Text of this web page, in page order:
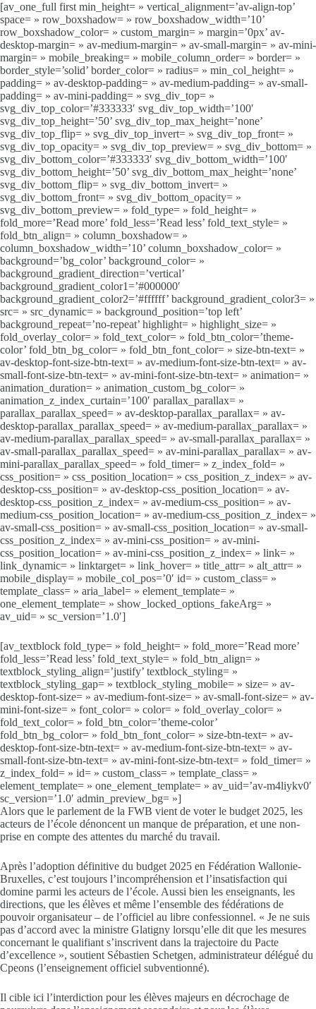
[av_one_full first min_height= » vertical_alignment=’av-align-top’
space= » row_boxshadow= » row_boxshadow_width=’10’
row_boxshadow_color= » custom_margin= » margin=’0px’ av-
desktop-margin= » av-medium-margin= » av-small-margin= » av-mini-
margin= » mobile_breaking= » mobile_column_order= » border= »
border_style=’solid’ border_color= » radius= » min_col_height= »
padding= » av-desktop-padding= » av-medium-padding= » av-small-
padding= » av-mini-padding= » svg_div_top= »
svg_div_top_color=’#333333′ svg_div_top_width=’100′
svg_div_top_height=’50’ svg_div_top_max_height=’none’
svg_div_top_flip= » svg_div_top_invert= » svg_div_top_front= »
svg_div_top_opacity= » svg_div_top_preview= » svg_div_bottom= »
svg_div_bottom_color=’#333333′ svg_div_bottom_width=’100′
svg_div_bottom_height=’50’ svg_div_bottom_max_height=’none’
svg_div_bottom_flip= » svg_div_bottom_invert= »
svg_div_bottom_front= » svg_div_bottom_opacity= »
svg_div_bottom_preview= » fold_type= » fold_height= »
fold_more=’Read more’ fold_less=’Read less’ fold_text_style= »
fold_btn_align= » column_boxshadow= »
column_boxshadow_width=’10’ column_boxshadow_color= »
background=’bg_color’ background_color= »
background_gradient_direction=’vertical’
background_gradient_color1=’#000000′
background_gradient_color2=’#ffffff’ background_gradient_color3= »
src= » src_dynamic= » background_position=’top left’
background_repeat=’no-repeat’ highlight= » highlight_size= »
fold_overlay_color= » fold_text_color= » fold_btn_color=’theme-
color’ fold_btn_bg_color= » fold_btn_font_color= » size-btn-text= »
av-desktop-font-size-btn-text= » av-medium-font-size-btn-text= » av-
small-font-size-btn-text= » av-mini-font-size-btn-text= » animation= »
animation_duration= » animation_custom_bg_color= »
animation_z_index_curtain=’100′ parallax_parallax= »
parallax_parallax_speed= » av-desktop-parallax_parallax= » av-
desktop-parallax_parallax_speed= » av-medium-parallax_parallax= »
av-medium-parallax_parallax_speed= » av-small-parallax_parallax= »
av-small-parallax_parallax_speed= » av-mini-parallax_parallax= » av-
mini-parallax_parallax_speed= » fold_timer= » z_index_fold= »
css_position= » css_position_location= » css_position_z_index= » av-
desktop-css_position= » av-desktop-css_position_location= » av-
desktop-css_position_z_index= » av-medium-css_position= » av-
medium-css_position_location= » av-medium-css_position_z_index= »
av-small-css_position= » av-small-css_position_location= » av-small-
css_position_z_index= » av-mini-css_position= » av-mini-
css_position_location= » av-mini-css_position_z_index= » link= »
link_dynamic= » linktarget= » link_hover= » title_attr= » alt_attr= »
mobile_display= » mobile_col_pos=’0′ id= » custom_class= »
template_class= » aria_label= » element_template= »
one_element_template= » show_locked_options_fakeArg= »
av_uid= » sc_version=’1.0′]
[av_textblock fold_type= » fold_height= » fold_more=’Read more’
fold_less=’Read less’ fold_text_style= » fold_btn_align= »
textblock_styling_align=’justify’ textblock_styling= »
textblock_styling_gap= » textblock_styling_mobile= » size= » av-
desktop-font-size= » av-medium-font-size= » av-small-font-size= » av-
mini-font-size= » font_color= » color= » fold_overlay_color= »
fold_text_color= » fold_btn_color=’theme-color’
fold_btn_bg_color= » fold_btn_font_color= » size-btn-text= » av-
desktop-font-size-btn-text= » av-medium-font-size-btn-text= » av-
small-font-size-btn-text= » av-mini-font-size-btn-text= » fold_timer= »
z_index_fold= » id= » custom_class= » template_class= »
element_template= » one_element_template= » av_uid=’av-m4liykv0′
sc_version=’1.0′ admin_preview_bg= »]
Alors que le parlement de la FWB vient de voter le budget 2025, les
acteurs de l’école dénoncent un manque de préparation, et une non-
prise en compte des attentes du marché du travail.
Après l’adoption définitive du budget 2025 en Fédération Wallonie-
Bruxelles, c’est toujours l’incompréhension et l’insatisfaction qui
domine parmi les acteurs de l’école. Aussi bien les enseignants, les
directions, que les élèves et même l’ensemble des fédérations de
pouvoir organisateur – de l’officiel au libre confessionnel. « Je ne suis
pas d’accord avec la ministre Glatigny lorsqu’elle dit que les mesures
concernant le qualifiant s’inscrivent dans la trajectoire du Pacte
d’excellence », soutient Sébastien Schetgen, administrateur délégué du
Cpeons (l’enseignement officiel subventionné).
Il cible ici l’interdiction pour les élèves majeurs en décrochage de